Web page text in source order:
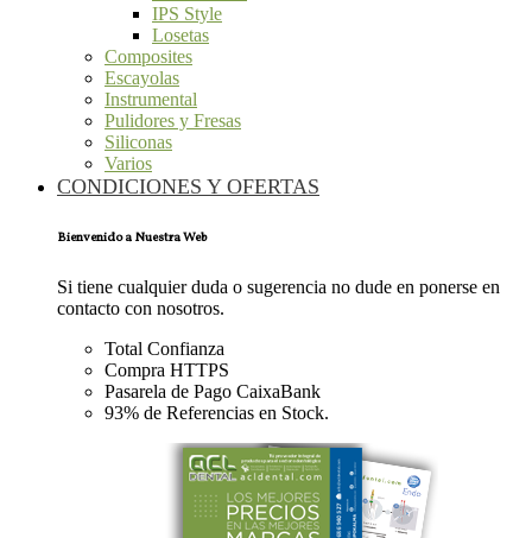
IPS Style
Losetas
Composites
Escayolas
Instrumental
Pulidores y Fresas
Siliconas
Varios
CONDICIONES Y OFERTAS
Bienvenido a Nuestra Web
Si tiene cualquier duda o sugerencia no dude en ponerse en
contacto con nosotros.
Total Confianza
Compra HTTPS
Pasarela de Pago CaixaBank
93% de Referencias en Stock.